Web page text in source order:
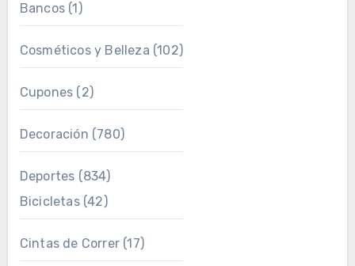
Bancos(1)
Cosméticos y Belleza (102)
Cupones (2)
Decoración (780)
Deportes (834)
Bicicletas(42)
Cintas de Correr(17)